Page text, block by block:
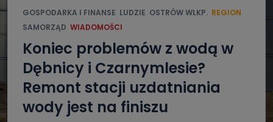
GOSPODARKA I FINANSE LUDZIE OSTRÓW WLKP. REGION
SAMORZĄD WIADOMOŚCI
Koniec problemów z wodą w
Dębnicy i Czarnymlesie?
Remont stacji uzdatniania
wody jest na finiszu